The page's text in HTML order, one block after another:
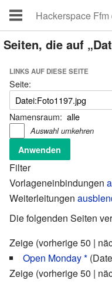
Seiten, die auf
LINKS AUF DIESE SEITE
Seite:
Namensraum:
Auswahl umkehren
Filter
Vorlageneinbindungen
Weiterleitungen
Die folgenden Seiten
Zeige (vorherige 50 |
Open Monday *
Zeige (vorherige 50 |